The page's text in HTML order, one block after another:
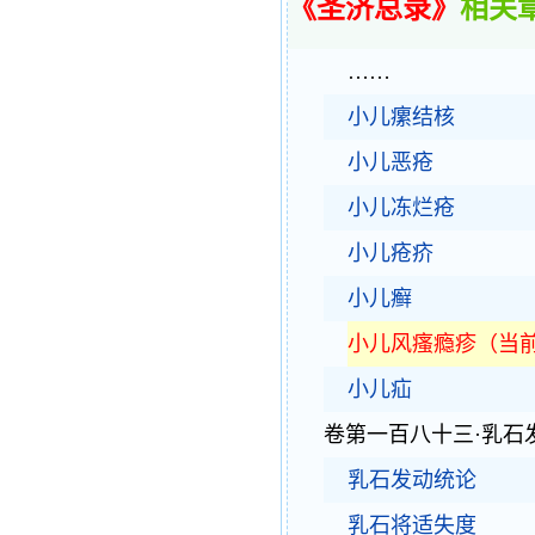
《圣济总录》 相关
……
小儿瘰结核
小儿恶疮
小儿冻烂疮
小儿疮疥
小儿癣
小儿风瘙瘾疹（当
小儿疝
卷第一百八十三·乳石
乳石发动统论
乳石将适失度